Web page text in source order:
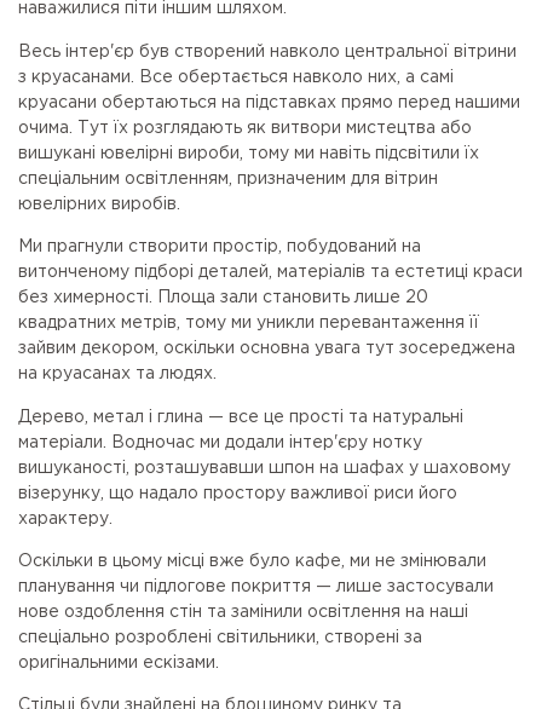
наважилися піти іншим шляхом.
Весь інтер'єр був створений навколо центральної вітрини
з круасанами. Все обертається навколо них, а самі
круасани обертаються на підставках прямо перед нашими
очима. Тут їх розглядають як витвори мистецтва або
вишукані ювелірні вироби, тому ми навіть підсвітили їх
спеціальним освітленням, призначеним для вітрин
ювелірних виробів.
Ми прагнули створити простір, побудований на
витонченому підборі деталей, матеріалів та естетиці краси
без химерності. Площа зали становить лише 20
квадратних метрів, тому ми уникли перевантаження її
зайвим декором, оскільки основна увага тут зосереджена
на круасанах та людях.
Дерево, метал і глина — все це прості та натуральні
матеріали. Водночас ми додали інтер'єру нотку
вишуканості, розташувавши шпон на шафах у шаховому
візерунку, що надало простору важливої риси його
характеру.
Оскільки в цьому місці вже було кафе, ми не змінювали
планування чи підлогове покриття — лише застосували
нове оздоблення стін та замінили освітлення на наші
спеціально розроблені світильники, створені за
оригінальними ескізами.
Стільці були знайдені на блошиному ринку та